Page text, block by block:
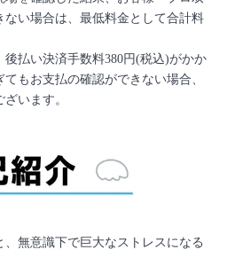
い場合は、最低料金として合計料
払い決済手数料380円(税込)がかか
もお支払の確認ができない場合、
います。
無意識下で巨大なストレスになる